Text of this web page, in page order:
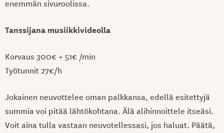
enemmän sivuroolissa.
Tanssijana musiikkivideolla
Korvaus 300€ + 51€ /min
Työtunnit 27€/h
Jokainen neuvottelee oman palkkansa, edellä esitettyjä
summia voi pitää lähtökohtana. Älä alihinnoittele itseäsi.
Voit aina tulla vastaan neuvotellessasi, jos haluat. Päätä,